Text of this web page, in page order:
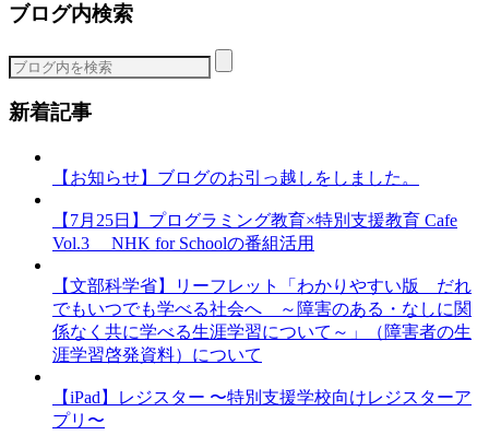
ゴ
ー
ブログ内検索
新着記事
【お知らせ】ブログのお引っ越しをしました。
【7月25日】プログラミング教育×特別支援教育 Cafe
Vol.3 NHK for Schoolの番組活用
【文部科学省】リーフレット「わかりやすい版 だれ
でもいつでも学べる社会へ ～障害のある・なしに関
係なく共に学べる生涯学習について～」（障害者の生
涯学習啓発資料）について
【iPad】レジスター 〜特別支援学校向けレジスターア
プリ〜